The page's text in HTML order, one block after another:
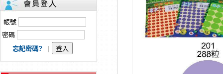
本網站免費註冊，所標示的商品單價皆為“未稅價格”；本公司保有是否接單出
匯款客戶請注意！因商品繁複來不及發現短缺，遂待客服人員跟您確認訂單
本網站免費註冊，所標示的商品單價皆為“未稅價格”；本公司保有是否接單出
帳號
密碼
忘記密碼?